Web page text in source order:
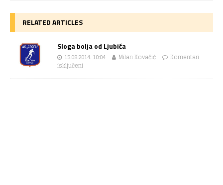
RELATED ARTICLES
Sloga bolja od Ljubića
15.08.2014. 10:04 Milan Kovačić
Komentari
isključeni